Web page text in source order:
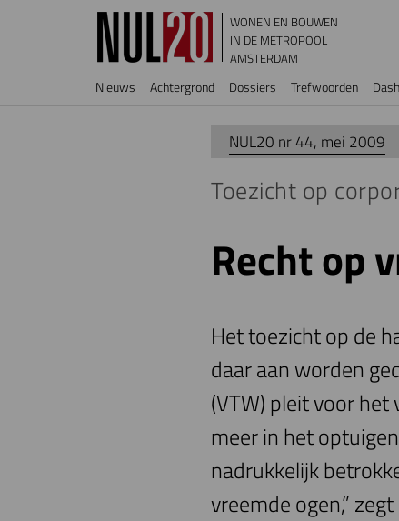
Overslaan en naar de inhoud gaan
WONEN EN BOUWEN
IN DE METROPOOL
AMSTERDAM
Hoofdnavigatie
Nieuws Achtergrond Dossiers Trefwoorden
NUL20 nr 44, mei 2009
Toezicht op
Recht op
Het toezicht op de
daar aan worden
(VTW) pleit voor
meer in het
nadrukkelijk
vreemde ogen,”